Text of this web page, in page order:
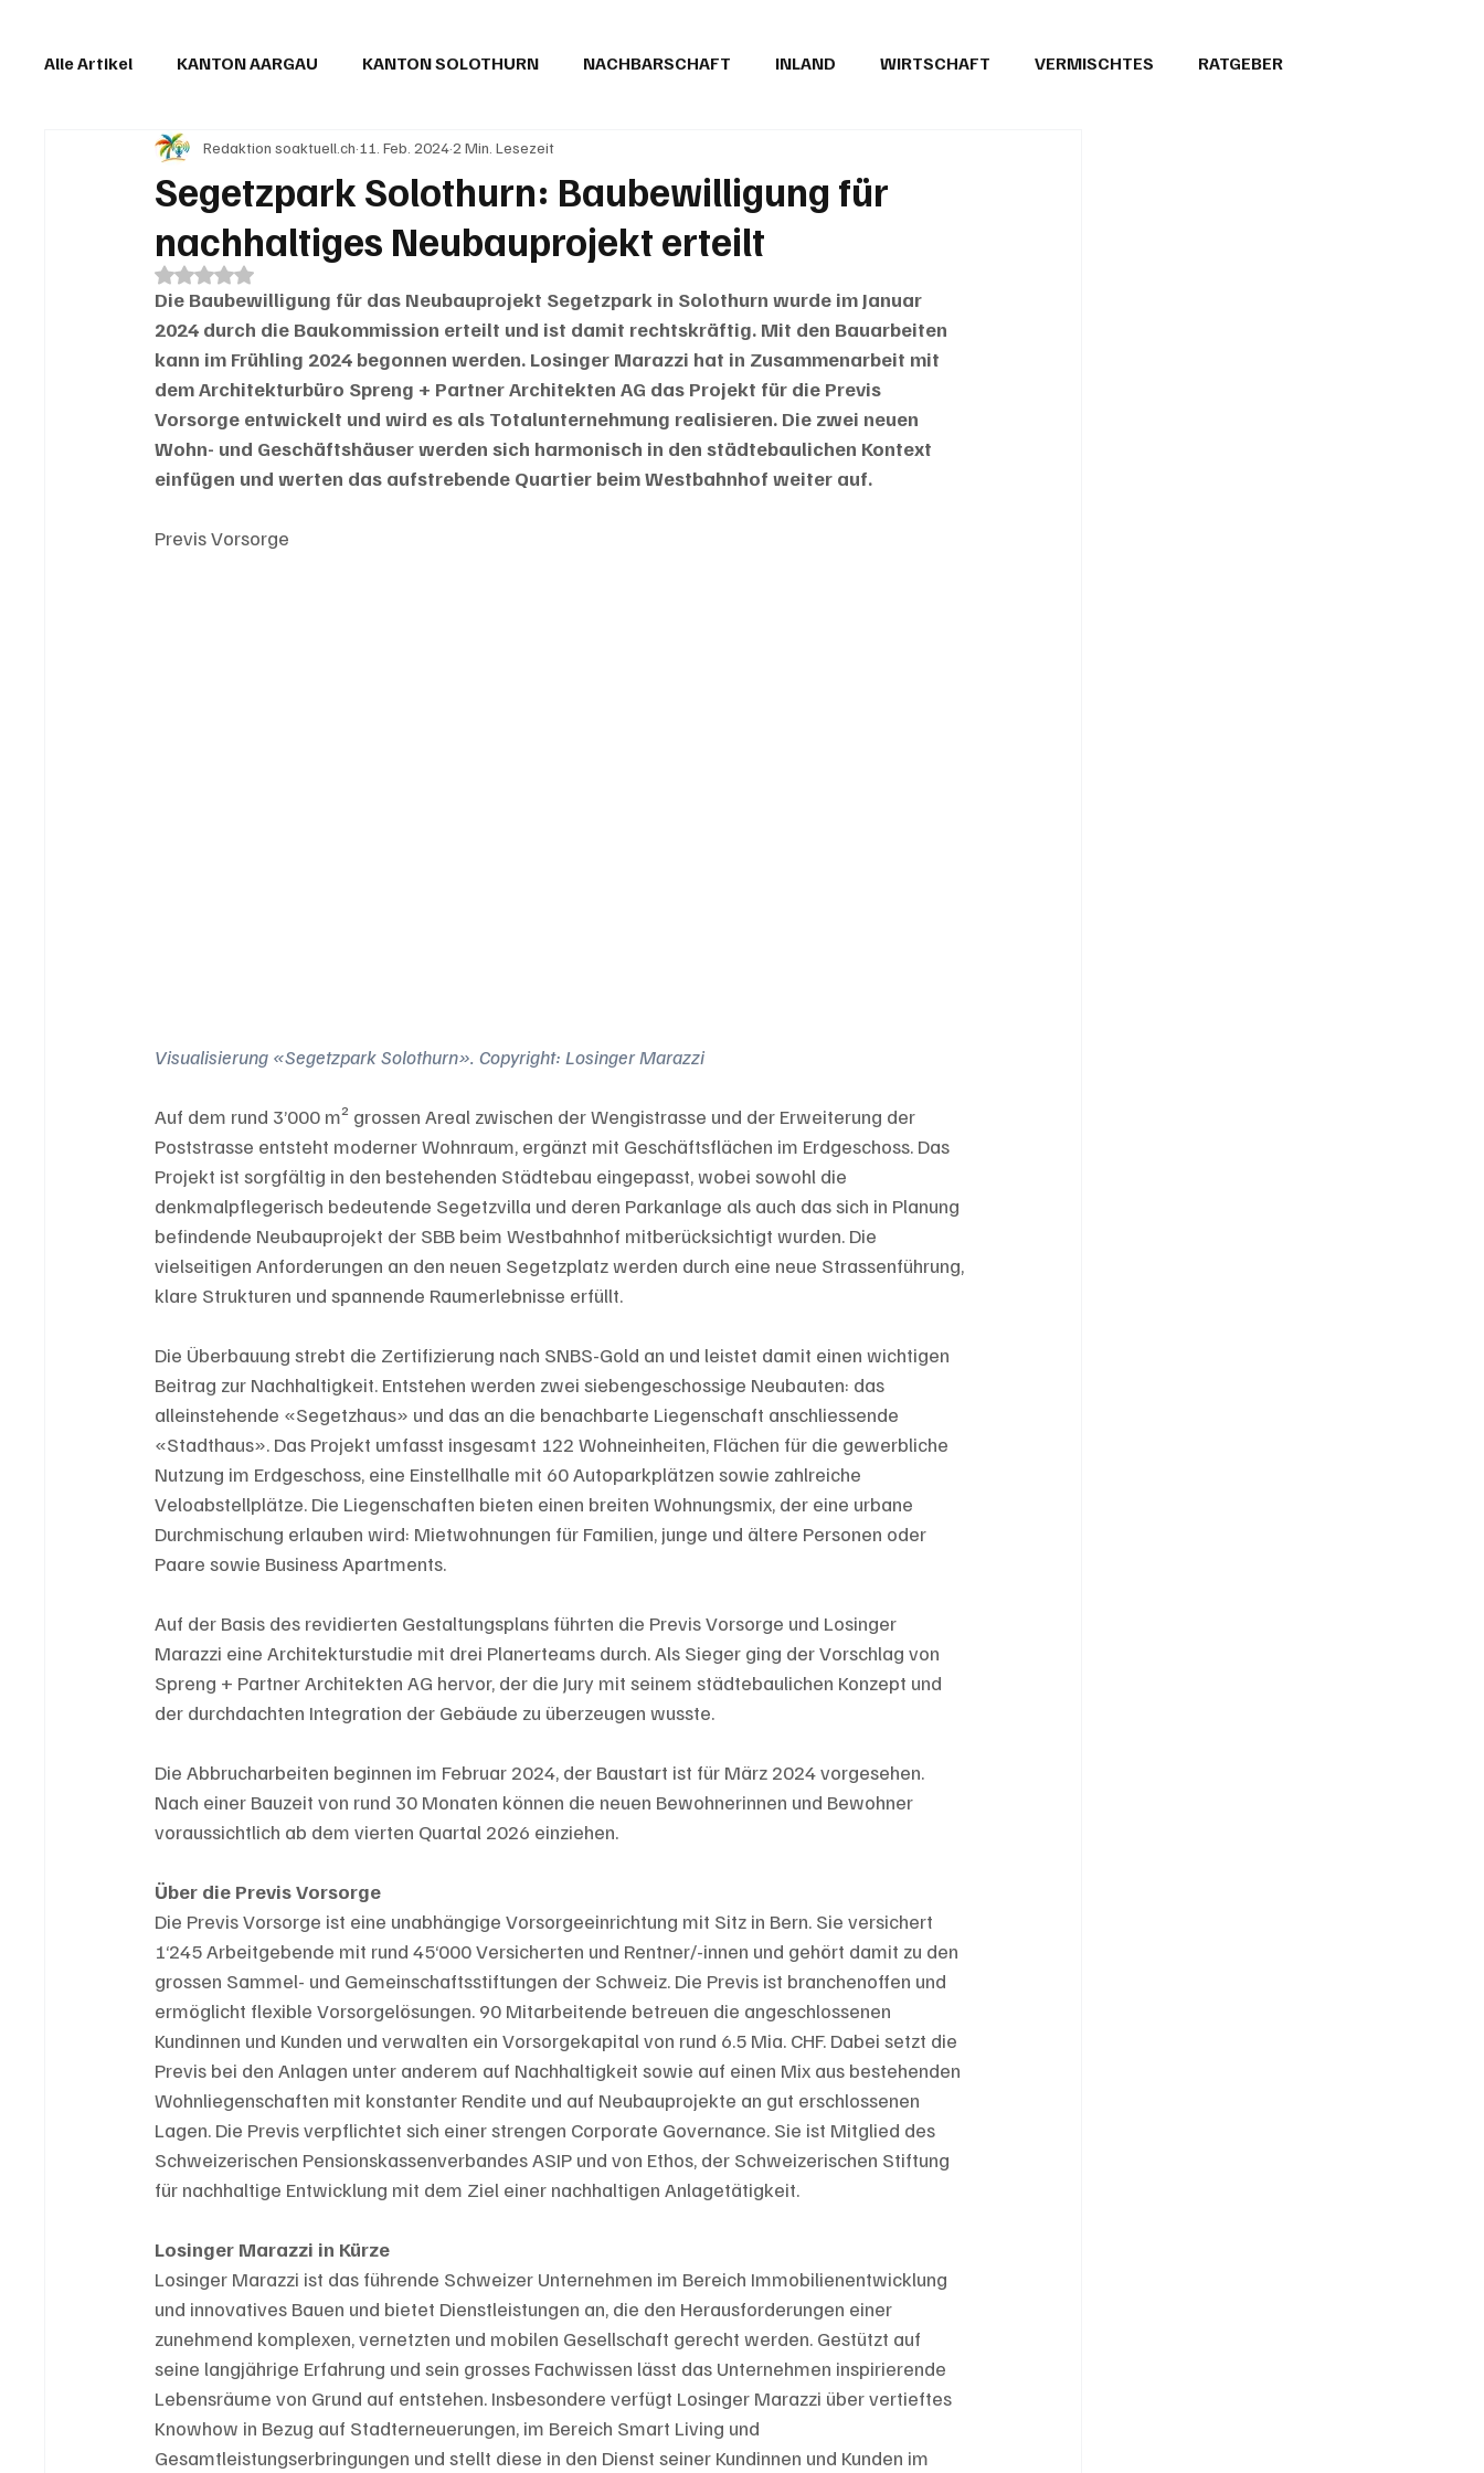
Alle Artikel KANTON AARGAU KANTON SOLOTHURN NACHBARSCHAFT INLAND WIRTSCHAFT VERMISCHTES RATGEBER
IN EIGENER SACHE KOMMENTARE LESERBRIEFE
Segetzpark Solothurn: Baubewilligung für
nachhaltiges Neubauprojekt erteilt
Redaktion soaktuell.ch 11. Feb. 20242 Min. Lesezeit
Mit NaN von 5 Sternen bewertet.
Die Baubewilligung für das Neubauprojekt Segetzpark in Solothurn wurde im Januar
2024 durch die Baukommission erteilt und ist damit rechtskräftig. Mit den Bauarbeiten
kann im Frühling 2024 begonnen werden. Losinger Marazzi hat in Zusammenarbeit mit
dem Architekturbüro Spreng + Partner Architekten AG das Projekt für die Previs
Vorsorge entwickelt und wird es als Totalunternehmung realisieren. Die zwei neuen
Wohn- und Geschäftshäuser werden sich harmonisch in den städtebaulichen Kontext
einfügen und werten das aufstrebende Quartier beim Westbahnhof weiter auf.
Previs Vorsorge
Visualisierung «Segetzpark Solothurn». Copyright: Losinger Marazzi
Auf dem rund 3’000 m² grossen Areal zwischen der Wengistrasse und der Erweiterung der
Poststrasse entsteht moderner Wohnraum, ergänzt mit Geschäftsflächen im Erdgeschoss. Das
Projekt ist sorgfältig in den bestehenden Städtebau eingepasst, wobei sowohl die
denkmalpflegerisch bedeutende Segetzvilla und deren Parkanlage als auch das sich in Planung
befindende Neubauprojekt der SBB beim Westbahnhof mitberücksichtigt wurden. Die
vielseitigen Anforderungen an den neuen Segetzplatz werden durch eine neue Strassenführung,
klare Strukturen und spannende Raumerlebnisse erfüllt.
Die Überbauung strebt die Zertifizierung nach SNBS-Gold an und leistet damit einen wichtigen
Beitrag zur Nachhaltigkeit. Entstehen werden zwei siebengeschossige Neubauten: das
alleinstehende «Segetzhaus» und das an die benachbarte Liegenschaft anschliessende
«Stadthaus». Das Projekt umfasst insgesamt 122 Wohneinheiten, Flächen für die gewerbliche
Nutzung im Erdgeschoss, eine Einstellhalle mit 60 Autoparkplätzen sowie zahlreiche
Veloabstellplätze. Die Liegenschaften bieten einen breiten Wohnungsmix, der eine urbane
Durchmischung erlauben wird: Mietwohnungen für Familien, junge und ältere Personen oder
Paare sowie Business Apartments.
Auf der Basis des revidierten Gestaltungsplans führten die Previs Vorsorge und Losinger
Marazzi eine Architekturstudie mit drei Planerteams durch. Als Sieger ging der Vorschlag von
Spreng + Partner Architekten AG hervor, der die Jury mit seinem städtebaulichen Konzept und
der durchdachten Integration der Gebäude zu überzeugen wusste.
Die Abbrucharbeiten beginnen im Februar 2024, der Baustart ist für März 2024 vorgesehen.
Nach einer Bauzeit von rund 30 Monaten können die neuen Bewohnerinnen und Bewohner
voraussichtlich ab dem vierten Quartal 2026 einziehen.
Über die Previs Vorsorge
Die Previs Vorsorge ist eine unabhängige Vorsorgeeinrichtung mit Sitz in Bern. Sie versichert
1‘245 Arbeitgebende mit rund 45‘000 Versicherten und Rentner/-innen und gehört damit zu den
grossen Sammel- und Gemeinschaftsstiftungen der Schweiz. Die Previs ist branchenoffen und
ermöglicht flexible Vorsorgelösungen. 90 Mitarbeitende betreuen die angeschlossenen
Kundinnen und Kunden und verwalten ein Vorsorgekapital von rund 6.5 Mia. CHF. Dabei setzt die
Previs bei den Anlagen unter anderem auf Nachhaltigkeit sowie auf einen Mix aus bestehenden
Wohnliegenschaften mit konstanter Rendite und auf Neubauprojekte an gut erschlossenen
Lagen. Die Previs verpflichtet sich einer strengen Corporate Governance. Sie ist Mitglied des
Schweizerischen Pensionskassenverbandes ASIP und von Ethos, der Schweizerischen Stiftung
für nachhaltige Entwicklung mit dem Ziel einer nachhaltigen Anlagetätigkeit.
Losinger Marazzi in Kürze
Losinger Marazzi ist das führende Schweizer Unternehmen im Bereich Immobilienentwicklung
und innovatives Bauen und bietet Dienstleistungen an, die den Herausforderungen einer
zunehmend komplexen, vernetzten und mobilen Gesellschaft gerecht werden. Gestützt auf
seine langjährige Erfahrung und sein grosses Fachwissen lässt das Unternehmen inspirierende
Lebensräume von Grund auf entstehen. Insbesondere verfügt Losinger Marazzi über vertieftes
Knowhow in Bezug auf Stadterneuerungen, im Bereich Smart Living und
Gesamtleistungserbringungen und stellt diese in den Dienst seiner Kundinnen und Kunden im